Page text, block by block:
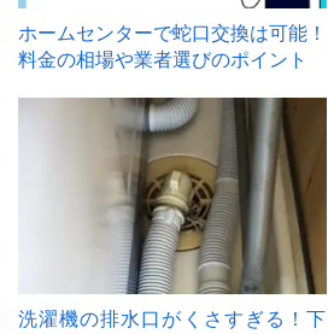
ホームセンターで蛇口交換は可能！
料金の相場や業者選びのポイント
洗濯機の排水口がくさすぎる！下